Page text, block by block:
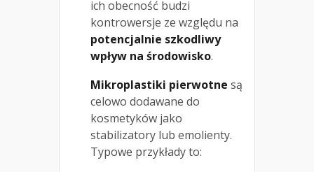
ich obecność budzi
kontrowersje ze względu na
potencjalnie szkodliwy
wpływ na środowisko.
Mikroplastiki pierwotne są
celowo dodawane do
kosmetyków jako
stabilizatory lub emolienty.
Typowe przykłady to: